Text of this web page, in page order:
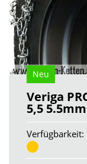
Neu
Veriga
5,5 5.5mm
Verfügbarkeit: